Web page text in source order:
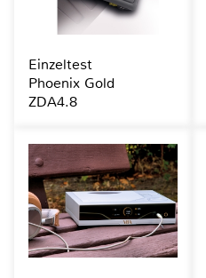
Einzeltest
Phoenix Gold
ZDA4.8